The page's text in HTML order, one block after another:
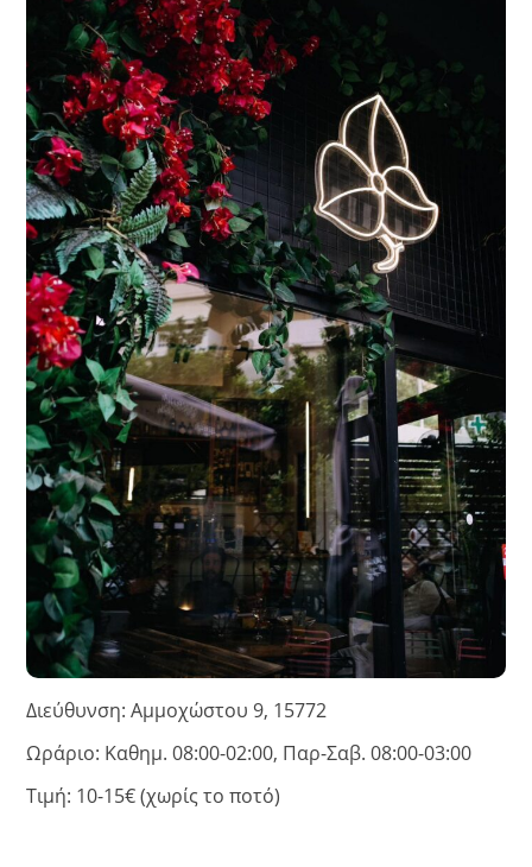
Διεύθυνση: Αμμοχώστου 9, 15772
Ωράριο: Καθημ. 08:00-02:00, Παρ-Σαβ. 08:00-03:00
Τιμή: 10-15€ (χωρίς το ποτό)